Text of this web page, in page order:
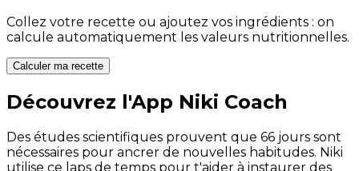
Collez votre recette ou ajoutez vos ingrédients : on
calcule automatiquement les valeurs nutritionnelles.
Calculer ma recette
Découvrez l'App Niki Coach
Des études scientifiques prouvent que 66 jours sont
nécessaires pour ancrer de nouvelles habitudes. Niki
utilise ce laps de temps pour t'aider à instaurer des